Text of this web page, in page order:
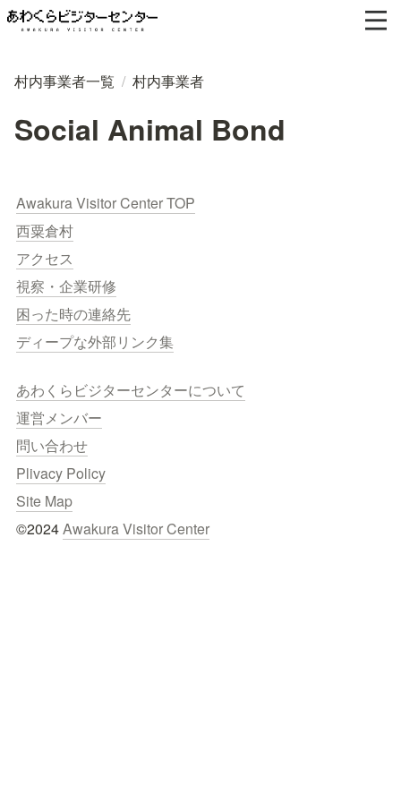
村内事業者一覧 / 村内事業者
Social Animal Bond
Awakura Visitor Center TOP
西粟倉村
アクセス
視察・企業研修
困った時の連絡先
ディープな外部リンク集
あわくらビジターセンターについて
運営メンバー
問い合わせ
Plivacy Policy
Site Map
©2024 Awakura Visitor Center